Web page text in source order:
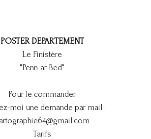
POSTER DEPARTEMENT
Le Finistère
"Penn-ar-Bed"
Pour le commander
moi une demande par mail :
Tarifs